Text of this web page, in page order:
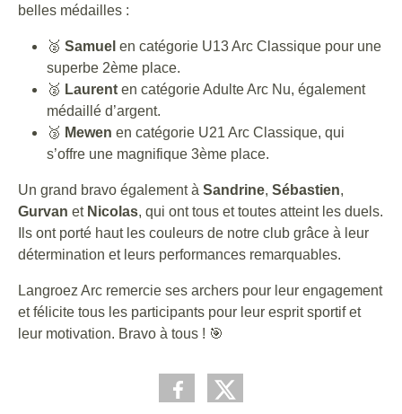
belles médailles :
🥈 Samuel en catégorie U13 Arc Classique pour une
superbe 2ème place.
🥈 Laurent en catégorie Adulte Arc Nu, également
médaillé d’argent.
🥉 Mewen en catégorie U21 Arc Classique, qui
s’offre une magnifique 3ème place.
Un grand bravo également à Sandrine, Sébastien,
Gurvan et Nicolas, qui ont tous et toutes atteint les duels.
Ils ont porté haut les couleurs de notre club grâce à leur
détermination et leurs performances remarquables.
Langroez Arc remercie ses archers pour leur engagement
et félicite tous les participants pour leur esprit sportif et
leur motivation. Bravo à tous ! 🎯